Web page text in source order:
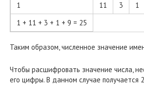
1 11 3 1
1 + 11 + 3 + 1 + 9 = 25
Таким образом, численное значение
Чтобы расшифровать значение числа,
его цифры. В данном случае получается